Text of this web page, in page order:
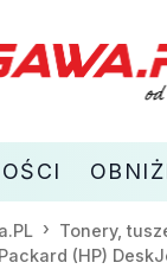
Tonery,
(HP)